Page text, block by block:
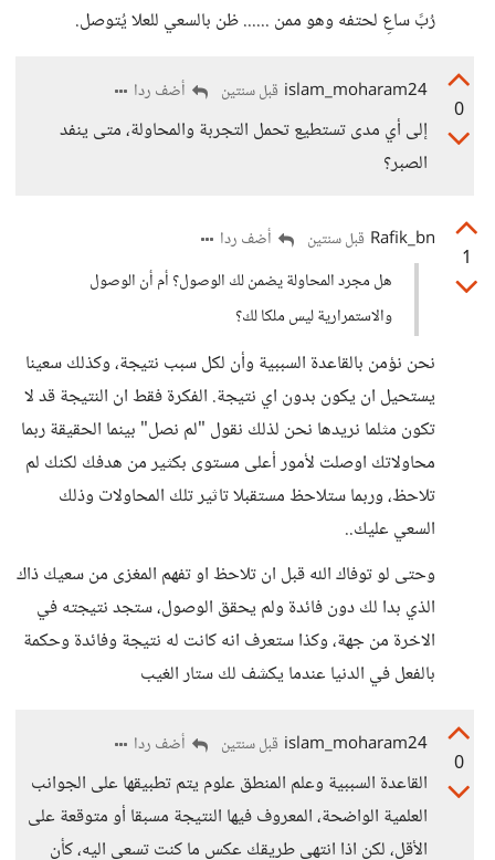
رُبً ساعِ لحتفه وهو ممن ...... ظن بالسعي للعلا يُتوصل.
0
islam_moharam24 قبل سنتين أضف ردا
إلى أي مدى تستطيع تحمل التجربة والمحاولة، متى ينفد
الصبر؟
1
Rafik_bn قبل سنتين
أضف ردا
هل مجرد المحاولة يضمن لك الوصول؟ أم أن الوصول
والاستمرارية ليس ملكا لك؟
نحن نؤمن بالقاعدة السببية وأن لكل سبب نتيجة، وكذلك سعينا
يستحيل ان يكون بدون اي نتيجة. الفكرة فقط ان النتيجة قد لا
تكون مثلما نريدها نحن لذلك نقول "لم نصل" بينما الحقيقة ربما
محاولاتك اوصلت لأمور أعلى مستوى بكثير من هدفك لكنك لم
تلاحظ، وربما ستلاحظ مستقبلا تاثير تلك المحاولات وذلك
السعي عليك..
وحتى لو توفاك الله قبل ان تلاحظ او تفهم المغزى من سعيك ذاك
الذي بدا لك دون فائدة ولم يحقق الوصول، ستجد نتيجته في
الاخرة من جهة، وكذا ستعرف انه كانت له نتيجة وفائدة وحكمة
بالفعل في الدنيا عندما يكشف لك ستار الغيب
0
islam_moharam24 قبل سنتين أضف ردا
القاعدة السببية وعلم المنطق علوم يتم تطبيقها على الجوانب
العلمية الواضحة، المعروف فيها النتيجة مسبقا أو متوقعة على
الأقل، لكن اذا انتهي طريقك عكس ما كنت تسعى اليه، كأن